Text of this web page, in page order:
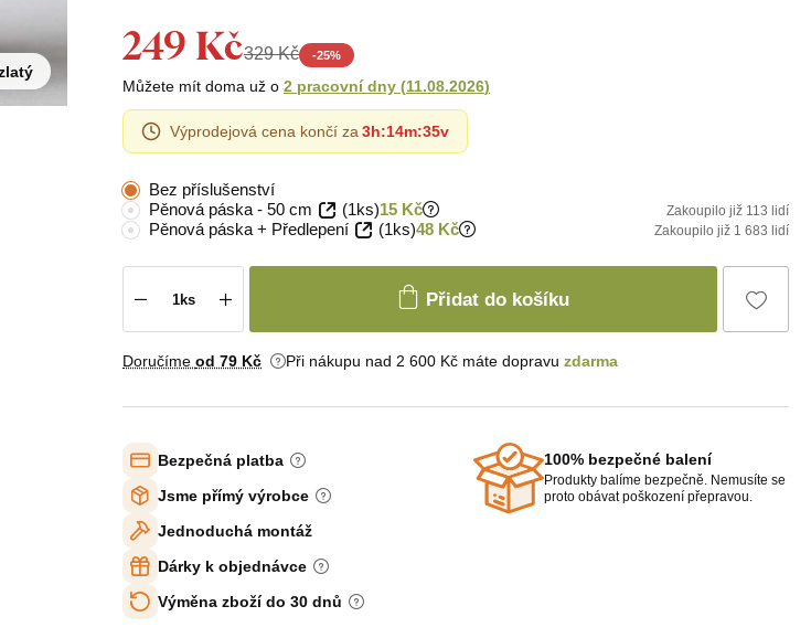
249 Kč329 Kč -25%
Můžete mít doma už o 2 pracovní dny (11.08.2026)
Výprodejová cena končí za 3h:14m:34v
Bez příslušenství
Pěnová páska - 50 cm
(1ks)15 Kč Zakoupilo již 113 lidí
Pěnová páska + Předlepení (1ks)48 Kč Zakoupilo již 1 683 lidí
Přidat do košíku
Doručíme od 79 Kč Při nákupu nad 2 600 Kč máte dopravu zdarma
Bezpečná platba
Jsme přímý výrobce
Jednoduchá montáž
Dárky k objednávce
Výměna zboží do 30 dnů
100% bezpečné balení
Produkty balíme bezpečně. Nemusíte se
proto obávat poškození přepravou.